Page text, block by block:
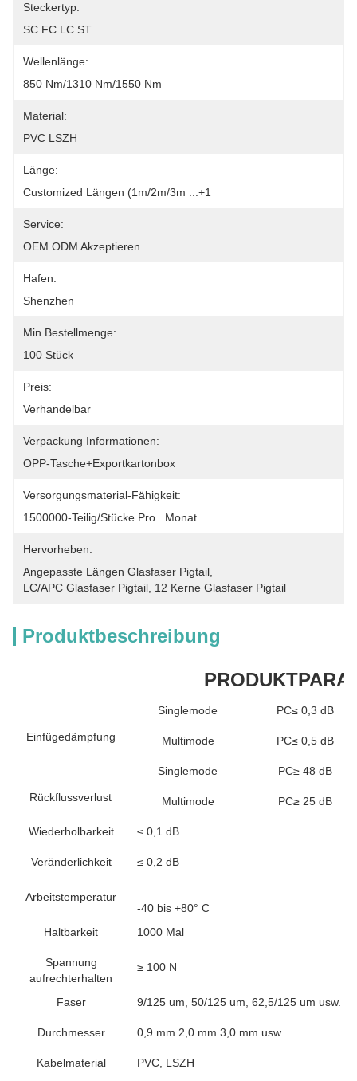
Steckertyp:
SC FC LC ST
Wellenlänge:
850 Nm/1310 Nm/1550 Nm
Material:
PVC LSZH
Länge:
Customized Längen (1m/2m/3m ...+1
Service:
OEM ODM Akzeptieren
Hafen:
Shenzhen
Min Bestellmenge:
100 Stück
Preis:
Verhandelbar
Verpackung Informationen:
OPP-Tasche+Exportkartonbox
Versorgungsmaterial-Fähigkeit:
1500000-Teilig/Stücke Pro   Monat
Hervorheben:
Angepasste Längen Glasfaser Pigtail
LC/APC Glasfaser Pigtail 12 Kerne Glasfaser Pigtail
Produktbeschreibung
Einfügedämpfung
Singlemode PC≤ 0,3 dB
Multimode PC≤ 0,5 dB
Rückflussverlust
Singlemode PC≥ 48 dB
Multimode PC≥ 25 dB
Wiederholbarkeit ≤ 0,1 dB
Veränderlichkeit ≤ 0,2 dB
Arbeitstemperatur
-40 bis +80° C
Haltbarkeit
1000 Mal
Spannung
aufrechterhalten
≥ 100 N
Faser 9/125 um, 50/125 um, 62,5/125 um usw.
Durchmesser 0,9 mm 2,0 mm 3,0 mm usw.
Kabelmaterial PVC, LSZH